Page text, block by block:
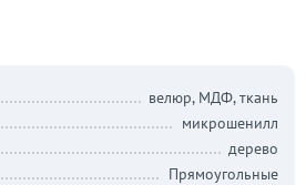
велюр, МДФ, ткань
микрошенилл
дерево
Прямоугольные